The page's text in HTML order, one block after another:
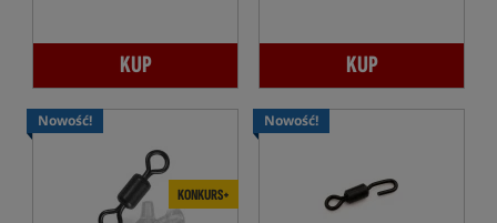
KUP KUP
Nowość!
KONKURS+
Nowość!